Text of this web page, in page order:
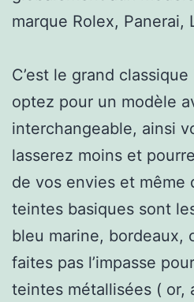
marque Rolex, Panerai,
C’est le grand
optez pour un modèle
interchangeable, ainsi
lasserez moins et
de vos envies et même
teintes basiques sont
bleu marine, bordeaux,
faites pas l’impasse
teintes métallisées ( or,